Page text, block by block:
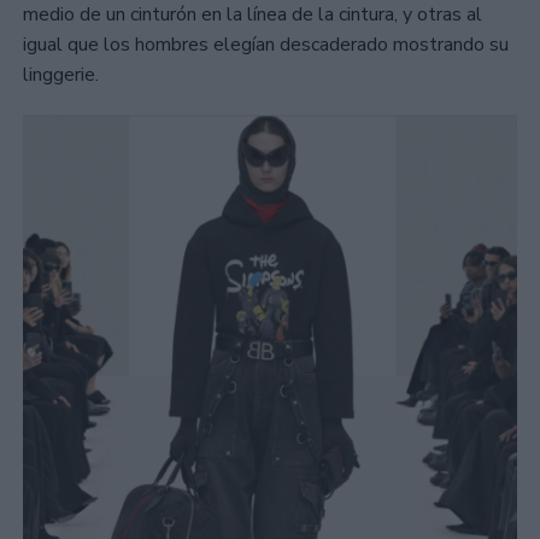
medio de un cinturón en la línea de la cintura, y otras al
igual que los hombres elegían descaderado mostrando su
linggerie.